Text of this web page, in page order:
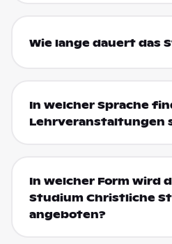
Wie lange dauert das
In welcher Sprache
Lehrveranstaltungen
In welcher Form wird
Studium Christliche
angeboten?